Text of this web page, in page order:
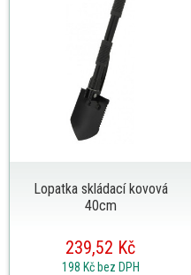
Lopatka skládací kovová
40cm
239,52 Kč
198 Kč bez DPH